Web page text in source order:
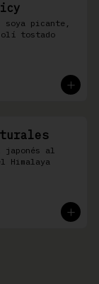
soya picante,
tostado
al
Himalaya